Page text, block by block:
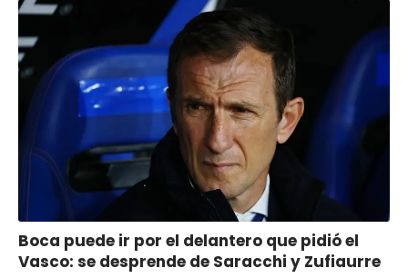
Boca puede ir por el delantero que pidió el
Vasco: se desprende de Saracchi y Zufiaurre